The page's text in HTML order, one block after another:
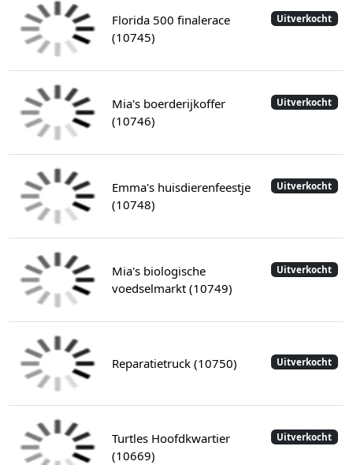
Uitverkocht
Florida 500 finalerace
(10745)
Uitverkocht
Mia's boerderijkoffer
(10746)
Uitverkocht
Emma's huisdierenfeestje
(10748)
Uitverkocht
Mia's biologische
voedselmarkt (10749)
Uitverkocht
Reparatietruck (10750)
Uitverkocht
Turtles Hoofdkwartier
(10669)